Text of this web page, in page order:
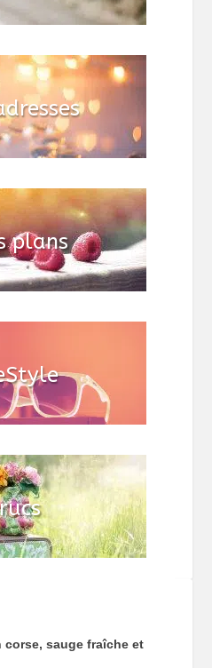
corse, sauge fraîche et